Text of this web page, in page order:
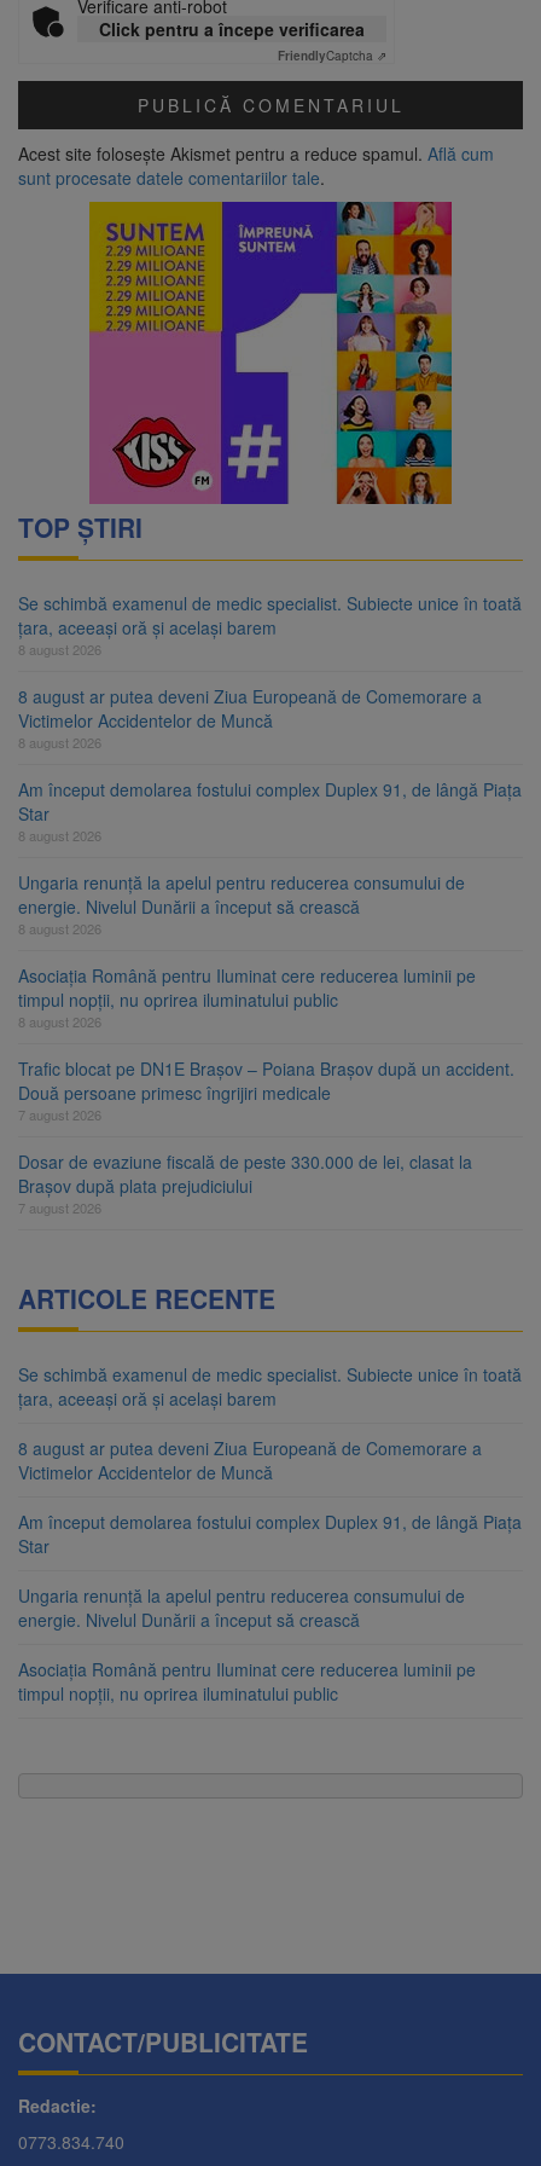
Verificare anti-robot
Click pentru a începe verificarea
FriendlyCaptcha ⇗
Acest site folosește Akismet pentru a reduce spamul. Află cum
sunt procesate datele comentariilor tale.
TOP ȘTIRI
Se schimbă examenul de medic specialist. Subiecte unice în toată
țara, aceeași oră și același barem
8 august 2026
8 august ar putea deveni Ziua Europeană de Comemorare a
Victimelor Accidentelor de Muncă
8 august 2026
Am început demolarea fostului complex Duplex 91, de lângă Piața
Star
8 august 2026
Ungaria renunță la apelul pentru reducerea consumului de
energie. Nivelul Dunării a început să crească
8 august 2026
Asociația Română pentru Iluminat cere reducerea luminii pe
timpul nopții, nu oprirea iluminatului public
8 august 2026
Trafic blocat pe DN1E Brașov – Poiana Brașov după un accident.
Două persoane primesc îngrijiri medicale
7 august 2026
Dosar de evaziune fiscală de peste 330.000 de lei, clasat la
Brașov după plata prejudiciului
7 august 2026
ARTICOLE RECENTE
Se schimbă examenul de medic specialist. Subiecte unice în toată
țara, aceeași oră și același barem
8 august ar putea deveni Ziua Europeană de Comemorare a
Victimelor Accidentelor de Muncă
Am început demolarea fostului complex Duplex 91, de lângă Piața
Star
Ungaria renunță la apelul pentru reducerea consumului de
energie. Nivelul Dunării a început să crească
Asociația Română pentru Iluminat cere reducerea luminii pe
timpul nopții, nu oprirea iluminatului public
CONTACT/PUBLICITATE
Redactie:
0773.834.740